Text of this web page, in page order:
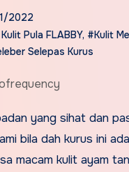
2022
Pula FLABBY, #Kulit
Selepas Kurus
yang sihat dan
bila dah kurus ini
macam kulit ayam